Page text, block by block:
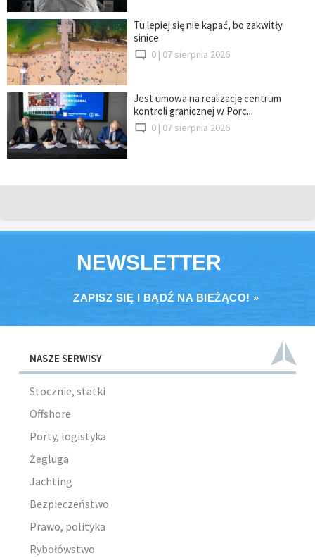
Tu lepiej się nie kąpać, bo zakwitły
sinice
0 | 07 sierpnia 2026
Jest umowa na realizację centrum
kontroli granicznej w Porc...
0 | 07 sierpnia 2026
NEWSLETTER
ZAPISZ SIĘ I BĄDŹ NA BIEŻĄCO! »
NASZE SERWISY
Stocznie, statki
Offshore
Porty, logistyka
Żegluga
Jachting
Bezpieczeństwo
Prawo, polityka
Rybołówstwo